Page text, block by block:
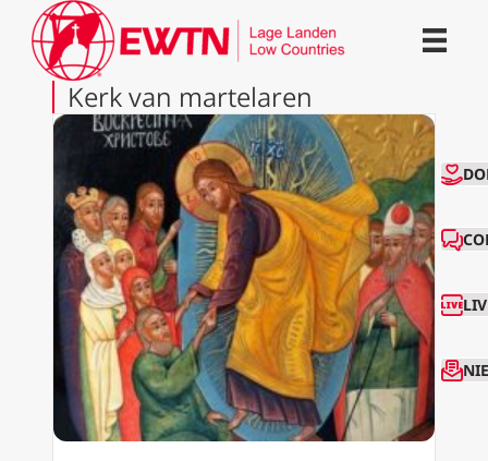
Kerk van martelaren